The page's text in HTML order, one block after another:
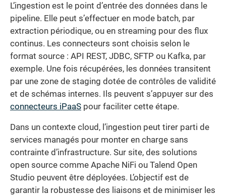
L’ingestion est le point d’entrée des données dans le
pipeline. Elle peut s’effectuer en mode batch, par
extraction périodique, ou en streaming pour des flux
continus. Les connecteurs sont choisis selon le
format source : API REST, JDBC, SFTP ou Kafka, par
exemple. Une fois récupérées, les données transitent
par une zone de staging dotée de contrôles de validité
et de schémas internes. Ils peuvent s’appuyer sur des
connecteurs iPaaS pour faciliter cette étape.
Dans un contexte cloud, l’ingestion peut tirer parti de
services managés pour monter en charge sans
contrainte d’infrastructure. Sur site, des solutions
open source comme Apache NiFi ou Talend Open
Studio peuvent être déployées. L’objectif est de
garantir la robustesse des liaisons et de minimiser les